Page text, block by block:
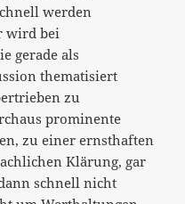
werden
wird bei
gerade als
thematisiert
zu
prominente
zu einer ernsthaften
Klärung, gar
schnell nicht